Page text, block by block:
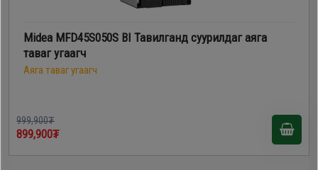
Midea MFD45S050S BI Тавилганд суурилдаг аяга
таваг угаагч
Аяга таваг угаагч
999,900₮
899,900₮